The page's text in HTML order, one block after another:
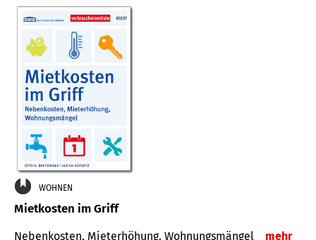
WOHNEN
Mietkosten im Griff
Nebenkosten, Mieterhöhung, Wohnungsmängel mehr